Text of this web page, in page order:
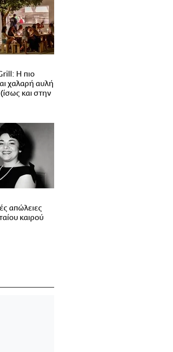
Η πιο
χαλαρή αυλή
και στην
απώλειες
καιρού